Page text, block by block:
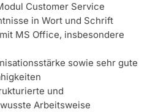
Customer Service
in Wort und Schrift
MS Office, insbesondere
sowie sehr gute
und
Arbeitsweise